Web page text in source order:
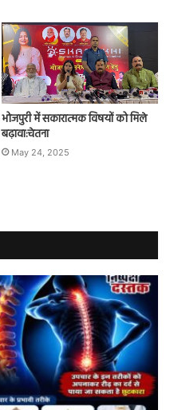
भोजपुरी में सकारात्मक विषयों को मिले
बढ़ावा:चेतना
May 24, 2025